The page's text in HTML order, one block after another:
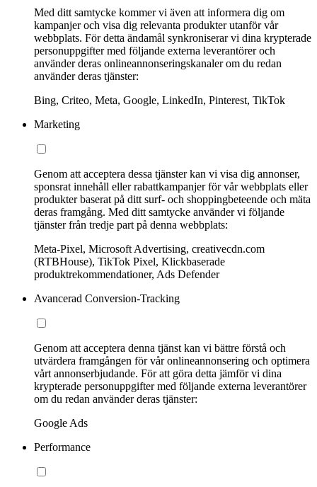
Med ditt samtycke kommer vi även att informera dig om
kampanjer och visa dig relevanta produkter utanför vår
webbplats. För detta ändamål synkroniserar vi dina krypterade
personuppgifter med följande externa leverantörer och
använder deras onlineannonseringskanaler om du redan
använder deras tjänster:
Bing, Criteo, Meta, Google, LinkedIn, Pinterest, TikTok
Marketing
Genom att acceptera dessa tjänster kan vi visa dig annonser,
sponsrat innehåll eller rabattkampanjer för vår webbplats eller
produkter baserat på ditt surf- och shoppingbeteende och mäta
deras framgång. Med ditt samtycke använder vi följande
tjänster från tredje part på denna webbplats:
Meta-Pixel, Microsoft Advertising, creativecdn.com
(RTBHouse), TikTok Pixel, Klickbaserade
produktrekommendationer, Ads Defender
Avancerad Conversion-Tracking
Genom att acceptera denna tjänst kan vi bättre förstå och
utvärdera framgången för vår onlineannonsering och optimera
vårt annonserbjudande. För att göra detta jämför vi dina
krypterade personuppgifter med följande externa leverantörer
om du redan använder deras tjänster:
Google Ads
Performance